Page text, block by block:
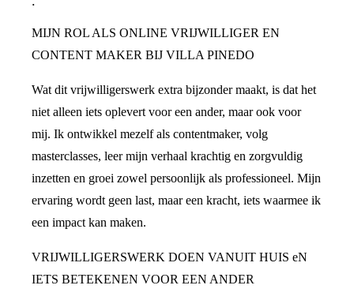
MIJN ROL ALS ONLINE VRIJWILLIGER EN
CONTENT MAKER BIJ VILLA PINEDO
Wat dit vrijwilligerswerk extra bijzonder maakt, is dat het
niet alleen iets oplevert voor een ander, maar ook voor
mij. Ik ontwikkel mezelf als contentmaker, volg
masterclasses, leer mijn verhaal krachtig en zorgvuldig
inzetten en groei zowel persoonlijk als professioneel. Mijn
ervaring wordt geen last, maar een kracht, iets waarmee ik
een impact kan maken.
VRIJWILLIGERSWERK DOEN VANUIT HUIS eN
IETS BETEKENEN VOOR EEN ANDER